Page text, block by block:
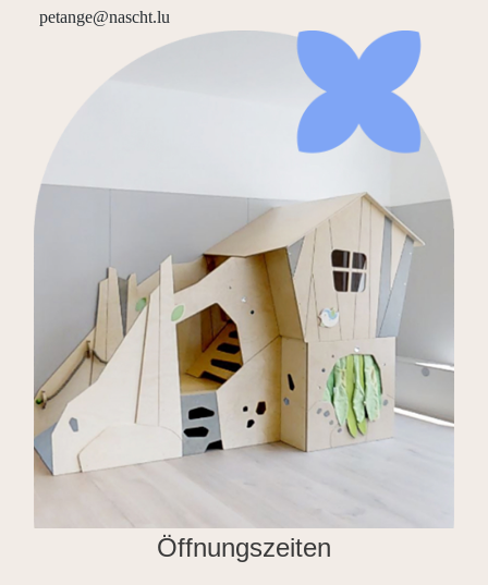
petange@nascht.lu
Öffnungszeiten